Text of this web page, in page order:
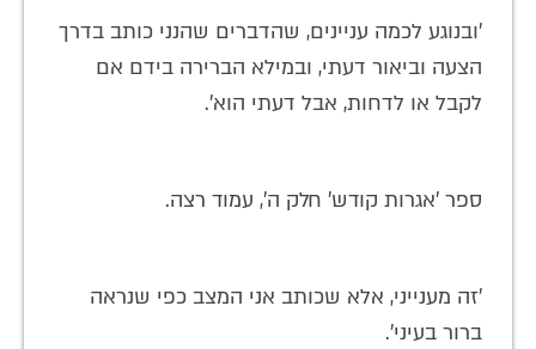
'ובנוגע לכמה עניינים, שהדברים שהנני כותב בדרך
הצעה וביאור דעתי, ובמילא הברירה בידם אם
לקבל או לדחות, אבל דעתי הוא'.
ספר 'אגרות קודש' חלק ה', עמוד רצה.
'זה מענייני, אלא שכותב אני המצב כפי שנראה
ברור בעיני'.